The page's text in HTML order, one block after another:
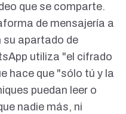
que se comparte.
de mensajería a
su apartado de
utiliza "el cifrado
hace que "sólo tú y la
puedan leer o
nadie más, ni